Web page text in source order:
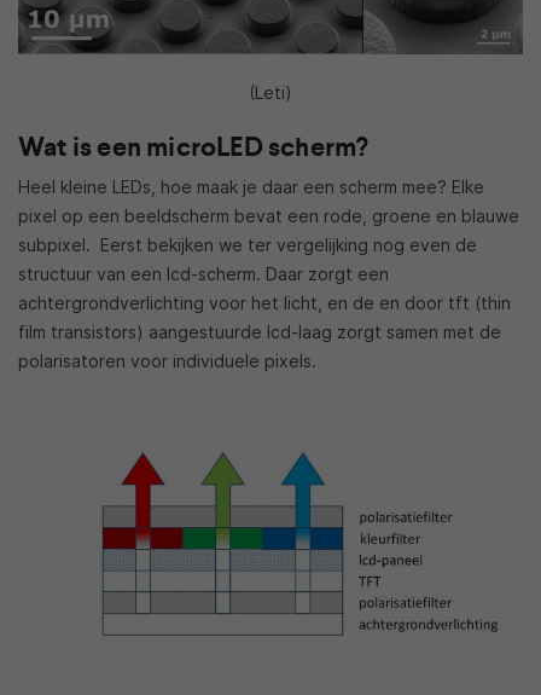
(Leti)
Wat is een microLED scherm?
Heel kleine LEDs, hoe maak je daar een scherm mee? Elke
pixel op een beeldscherm bevat een rode, groene en blauwe
subpixel. Eerst bekijken we ter vergelijking nog even de
structuur van een lcd-scherm. Daar zorgt een
achtergrondverlichting voor het licht, en de en door tft (thin
film transistors) aangestuurde lcd-laag zorgt samen met de
polarisatoren voor individuele pixels.